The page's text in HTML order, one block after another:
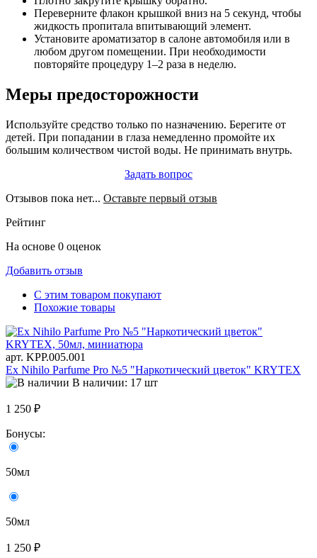
Переверните флакон крышкой вниз на 5 секунд, чтобы
жидкость пропитала впитывающий элемент.
Установите ароматизатор в салоне автомобиля или в
любом другом помещении. При необходимости
повторяйте процедуру 1–2 раза в неделю.
Меры предосторожности
Используйте средство только по назначению. Берегите от
детей. При попадании в глаза немедленно промойте их
большим количеством чистой воды. Не принимать внутрь.
Задать вопрос
Отзывов пока нет... Оставьте первый отзыв
Рейтинг
На основе 0 оценок
Добавить отзыв
С этим товаром покупают
Похожие товары
арт. KРР.005.001
Ex Nihilo Parfume Pro №5 "Наркотический цветок" KRYTEX
В наличии: 17 шт
1 250 ₽
Бонусы:
50мл
50мл
1 250 ₽